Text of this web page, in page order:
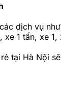
dịch vụ
xe 1 tấn, xe
tại Hà Nội